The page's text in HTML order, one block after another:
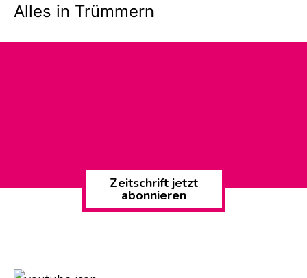
Alles in Trümmern
Zeitschrift jetzt
abonnieren